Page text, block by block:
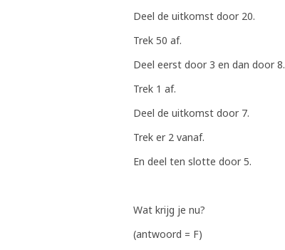
Deel de uitkomst door 20.
Trek 50 af.
Deel eerst door 3 en dan door 8.
Trek 1 af.
Deel de uitkomst door 7.
Trek er 2 vanaf.
En deel ten slotte door 5.
Wat krijg je nu?
(antwoord = F)